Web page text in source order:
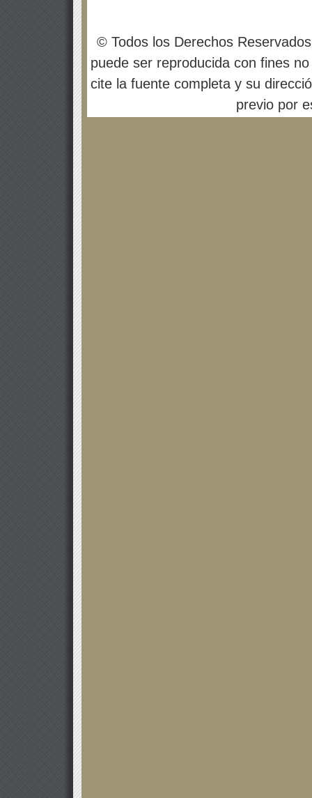
© Todos los Derechos
puede ser reproducida con fines
cite la fuente completa y su
previo por